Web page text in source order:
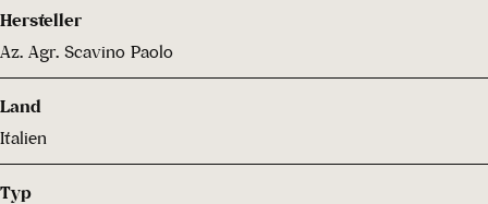
Hersteller
Az. Agr. Scavino Paolo
Land
Italien
Typ